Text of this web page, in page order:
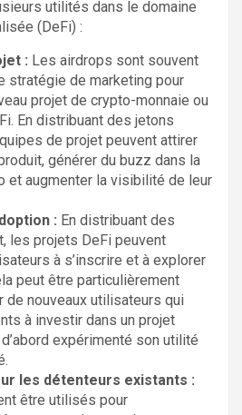
utilités dans le domaine
(DeFi) :
: Les airdrops sont souvent
stratégie de marketing pour
projet de crypto-monnaie ou
En distribuant des jetons
de projet peuvent attirer
générer du buzz dans la
et augmenter la visibilité de leur
: En distribuant des
les projets DeFi peuvent
à s’inscrire et à explorer
peut être particulièrement
de nouveaux utilisateurs qui
à investir dans un projet
expérimenté son utilité
les détenteurs existants :
être utilisés pour